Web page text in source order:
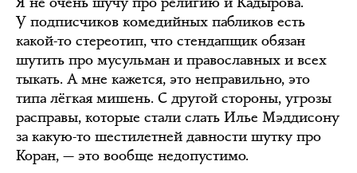
У подписчиков комедийных пабликов есть
какой-то стереотип, что стендапщик обязан
шутить про мусульман и православных и всех
тыкать. А мне кажется, это неправильно, это
типа лёгкая мишень. С другой стороны, угрозы
расправы, которые стали слать Илье Мэддисону
за какую-то шестилетней давности шутку про
Коран, — это вообще недопустимо.